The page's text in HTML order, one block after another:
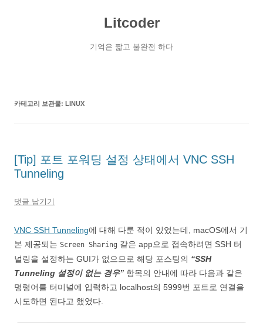
Litcoder
기억은 짧고 불완전 하다
카테고리 보관물: LINUX
[Tip] 포트 포워딩 설정 상태에서 VNC SSH
Tunneling
댓글 남기기
VNC SSH Tunneling에 대해 다룬 적이 있었는데, macOS에서 기
본 제공되는 Screen Sharing 같은 app으로 접속하려면 SSH 터
널링을 설정하는 GUI가 없으므로 해당 포스팅의 “SSH
Tunneling 설정이 없는 경우” 항목의 안내에 따라 다음과 같은
명령어를 터미널에 입력하고 localhost의 5999번 포트로 연결을
시도하면 된다고 했었다.